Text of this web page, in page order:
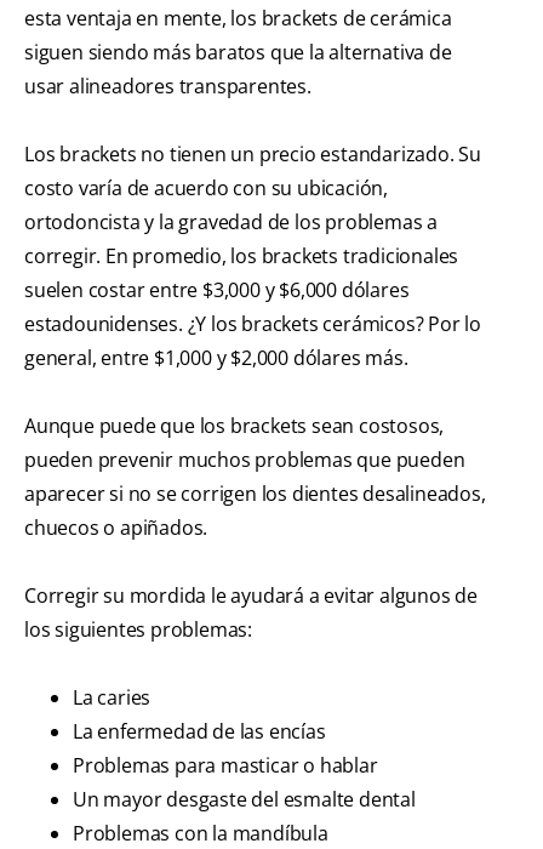
esta ventaja en mente, los brackets de cerámica
siguen siendo más baratos que la alternativa de
usar alineadores transparentes.
Los brackets no tienen un precio estandarizado. Su
costo varía de acuerdo con su ubicación,
ortodoncista y la gravedad de los problemas a
corregir. En promedio, los brackets tradicionales
suelen costar entre $3,000 y $6,000 dólares
estadounidenses. ¿Y los brackets cerámicos? Por lo
general, entre $1,000 y $2,000 dólares más.
Aunque puede que los brackets sean costosos,
pueden prevenir muchos problemas que pueden
aparecer si no se corrigen los dientes desalineados,
chuecos o apiñados.
Corregir su mordida le ayudará a evitar algunos de
los siguientes problemas:
La caries
La enfermedad de las encías
Problemas para masticar o hablar
Un mayor desgaste del esmalte dental
Problemas con la mandíbula